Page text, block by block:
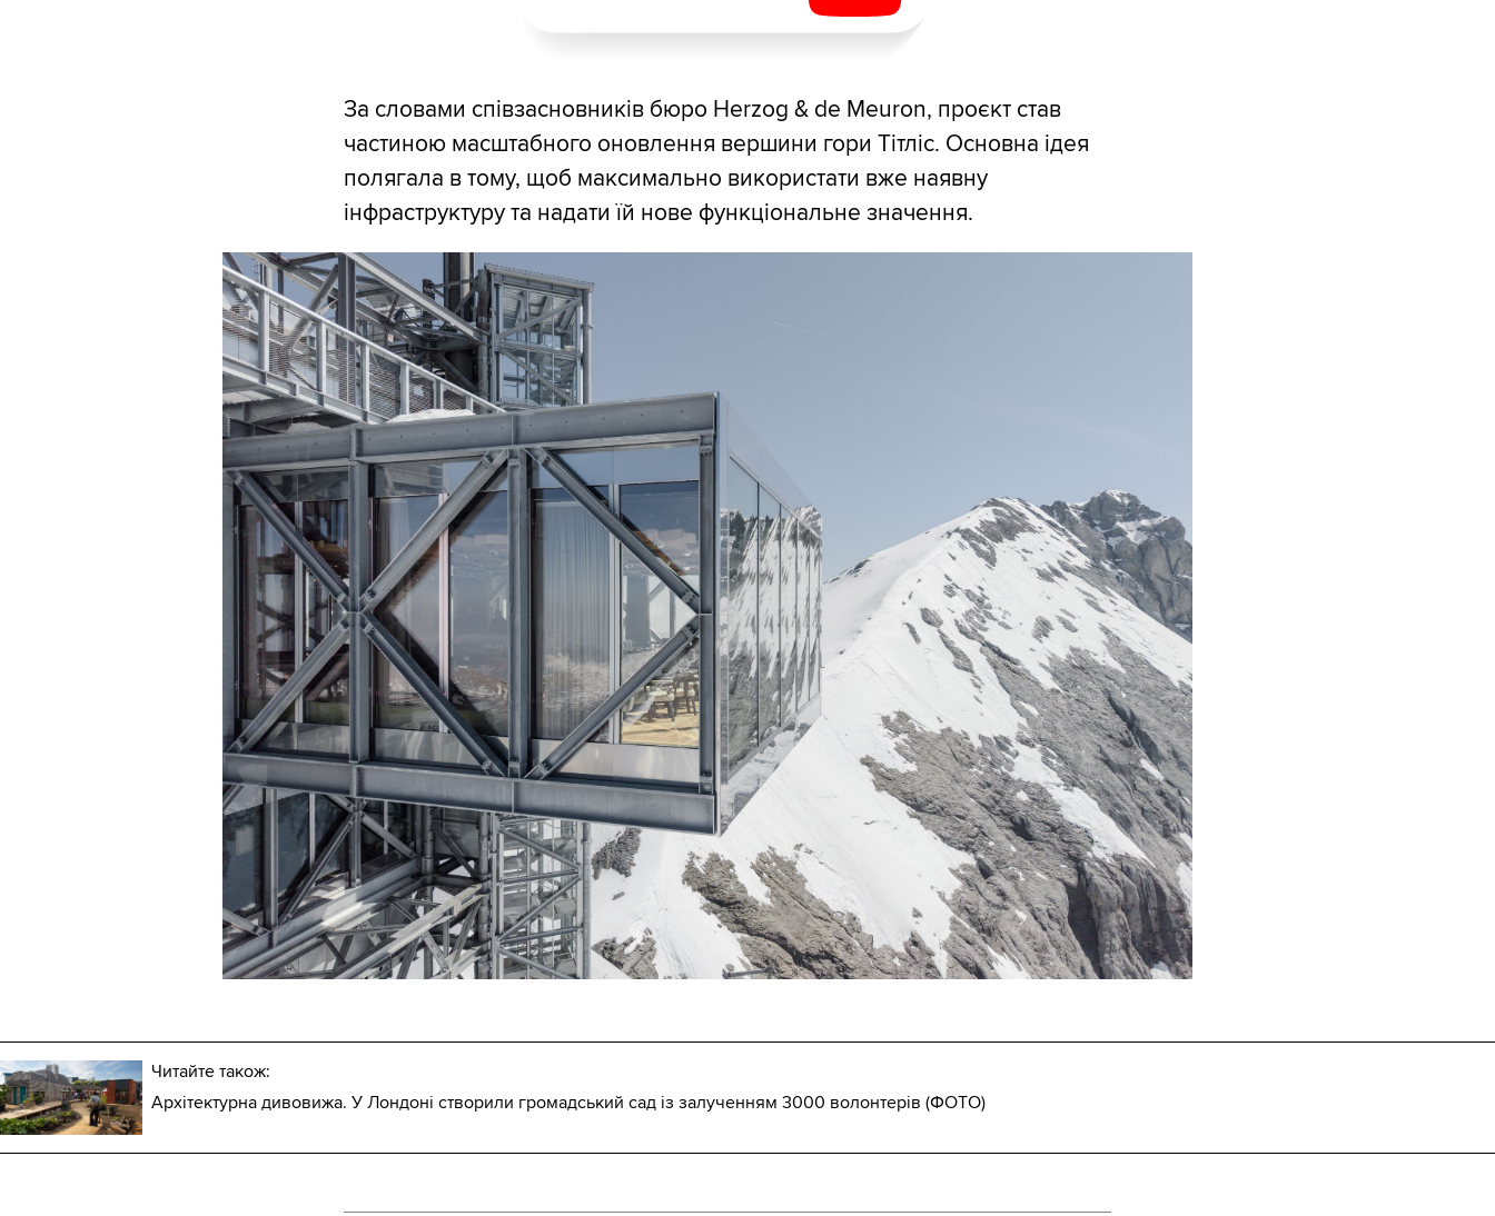
За словами співзасновників бюро Herzog & de Meuron, проєкт став
частиною масштабного оновлення вершини гори Тітліс. Основна ідея
полягала в тому, щоб максимально використати вже наявну
інфраструктуру та надати їй нове функціональне значення.
Читайте також:
Архітектурна дивовижа. У Лондоні створили громадський сад із залученням 3000 волонтерів (ФОТО)